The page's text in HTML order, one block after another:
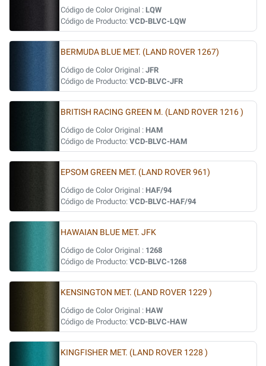
Código de Color Original : LQW
Código de Producto: VCD-BLVC-LQW
BERMUDA BLUE MET. (LAND ROVER 1267)
Código de Color Original : JFR
Código de Producto: VCD-BLVC-JFR
BRITISH RACING GREEN M. (LAND ROVER 1216 )
Código de Color Original : HAM
Código de Producto: VCD-BLVC-HAM
EPSOM GREEN MET. (LAND ROVER 961)
Código de Color Original : HAF/94
Código de Producto: VCD-BLVC-HAF/94
HAWAIAN BLUE MET. JFK
Código de Color Original : 1268
Código de Producto: VCD-BLVC-1268
KENSINGTON MET. (LAND ROVER 1229 )
Código de Color Original : HAW
Código de Producto: VCD-BLVC-HAW
KINGFISHER MET. (LAND ROVER 1228 )